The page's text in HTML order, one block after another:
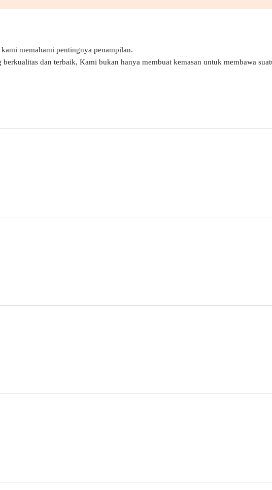
memahami pentingnya penampilan.
dan terbaik, Kami bukan hanya membuat kemasan untuk membawa